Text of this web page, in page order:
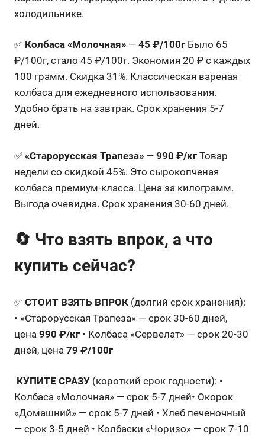
холодильнике.
✅ Колбаса «Молочная» — 45 ₽/100г Было 65
₽/100г, стало 45 ₽/100г. Экономия 20 ₽ с каждых
100 грамм. Скидка 31%. Классическая вареная
колбаса для ежедневного использования.
Удобно брать на завтрак. Срок хранения 5-7
дней.
✅ «Старорусская Трапеза» — 990 ₽/кг Товар
недели со скидкой 45%. Это сырокопченая
колбаса премиум-класса. Цена за килограмм.
Выгода очевидна. Срок хранения 30-60 дней.
🔄 Что взять впрок, а что
купить сейчас?
✅ СТОИТ ВЗЯТЬ ВПРОК (долгий срок хранения):
• «Старорусская Трапеза» — срок 30-60 дней,
цена 990 ₽/кг • Колбаса «Сервелат» — срок 20-30
дней, цена 79 ₽/100г
КУПИТЕ СРАЗУ (короткий срок годности): •
Колбаса «Молочная» — срок 5-7 дней• Окорок
«Домашний» — срок 5-7 дней • Хлеб печеночный
— срок 3-5 дней • Колбаски «Чоризо» — срок 7-10